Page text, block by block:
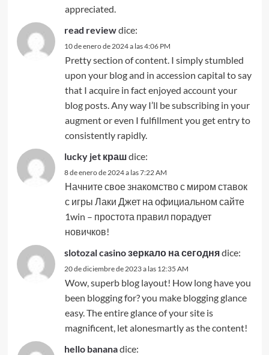
appreciated.
read reviewdice:
10 de enero de 2024 a las 4:06 PM
Pretty section of content. I simply stumbled
upon your blog and in accession capital to say
that I acquire in fact enjoyed account your
blog posts. Any way I’ll be subscribing in your
augment or even I fulfillment you get entry to
consistently rapidly.
lucky jet крашdice:
8 de enero de 2024 a las 7:22 AM
Начните свое знакомство с миром ставок
с игры Лаки Джет на официальном сайте
1win – простота правил порадует
новичков!
slotozal casino зеркало на сегодняdice:
20 de diciembre de 2023 a las 12:35 AM
Wow, superb blog layout! How long have you
been blogging for? you make blogging glance
easy. The entire glance of your site is
magnificent, let alonesmartly as the content!
hello bananadice: